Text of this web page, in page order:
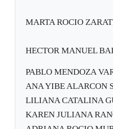
MARTA ROCIO
HECTOR MANUEL
PABLO MENDOZA
ANA YIBE ALARCON
LILIANA CATALINA
KAREN JULIANA